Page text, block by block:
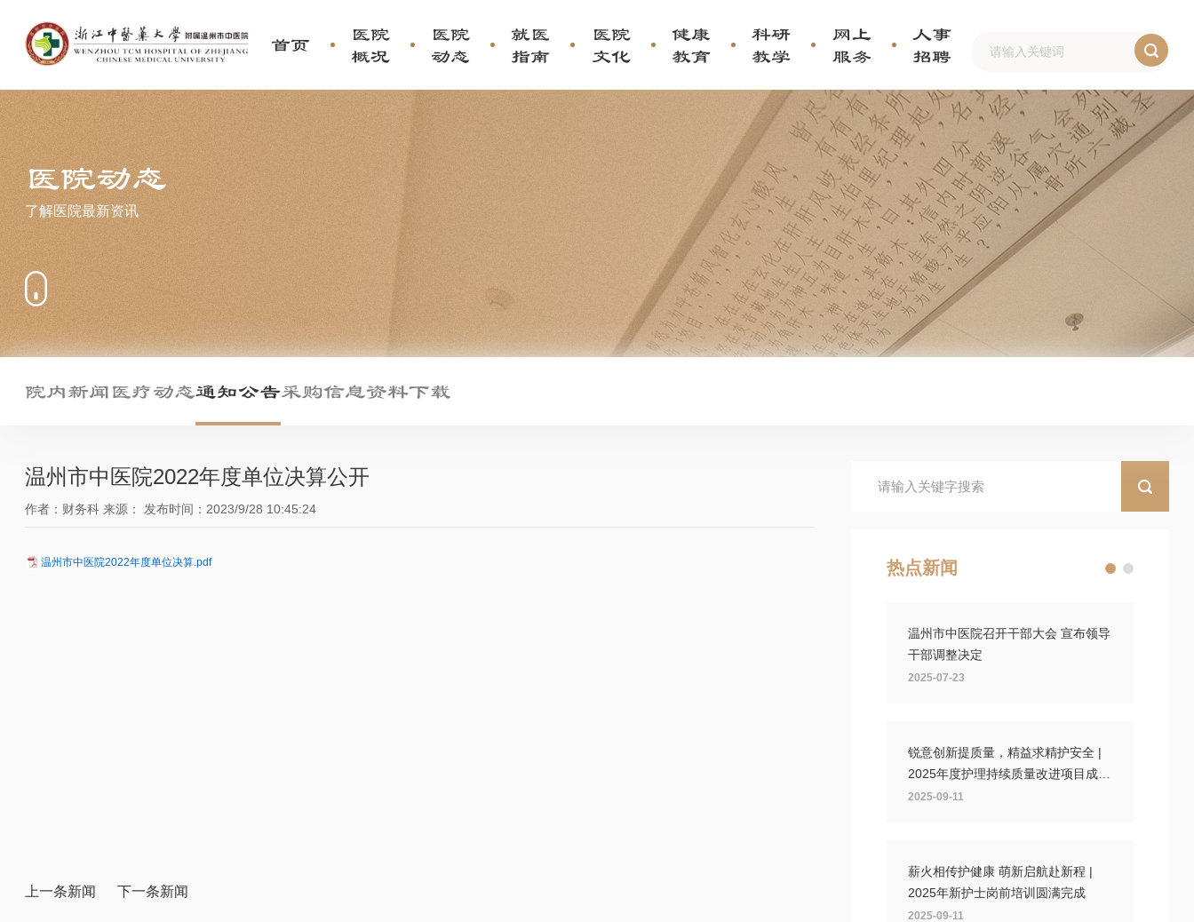
首页
医院
概况
医院
动态
就医
指南
医院
文化
健康
教育
科研
教学
网上
服务
人事
招聘
医院动态
了解医院最新资讯
院内新闻 医疗动态通知公告采购信息资料下载
温州市中医院2022年度单位决算公开
作者：财务科 来源： 发布时间：2023/9/28 10:45:24
温州市中医院2022年度单位决算.pdf
上一条新闻 下一条新闻
热点新闻
温州市中医院召开干部大会 宣布领导
干部调整决定
2025-07-23
锐意创新提质量，精益求精护安全 |
2025年度护理持续质量改进项目成果
汇报会圆满落幕
2025-09-11
薪火相传护健康 萌新启航赴新程 |
2025年新护士岗前培训圆满完成
2025-09-11